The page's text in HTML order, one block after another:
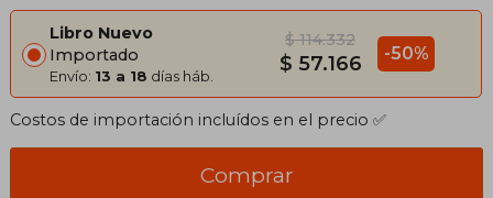
Libro Nuevo
Importado
Envío: 13 a 18 días háb.
$ 114.332
$ 57.166 -50%
Costos de importación incluídos en el precio ✅
Comprar